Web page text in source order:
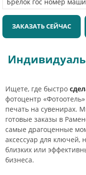
ЗАКАЗАТЬ СЕЙЧАС
Ищете, где быстро
фотоцентр
печать на сувенирах.
готовые заказы в
самые драгоценные
аксессуар для ключей,
близких или
бизнеса.